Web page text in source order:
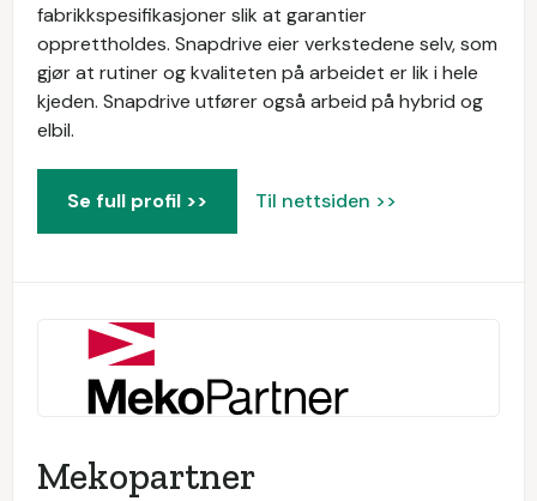
fabrikkspesifikasjoner slik at garantier
opprettholdes. Snapdrive eier verkstedene selv, som
gjør at rutiner og kvaliteten på arbeidet er lik i hele
kjeden. Snapdrive utfører også arbeid på hybrid og
elbil.
Se full profil >> Til nettsiden >>
Mekopartner